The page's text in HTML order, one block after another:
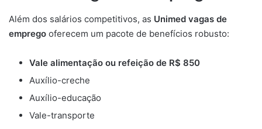
Além dos salários competitivos, as Unimed vagas de
emprego oferecem um pacote de benefícios robusto:
Vale alimentação ou refeição de R$ 850
Auxílio-creche
Auxílio-educação
Vale-transporte